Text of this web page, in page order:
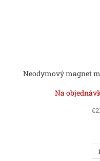
Neodymový magnet
Na